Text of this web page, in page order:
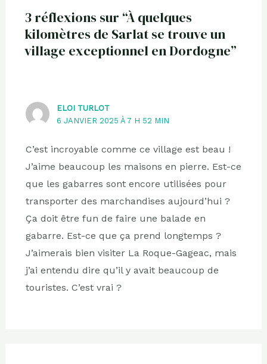
3 réflexions sur “À quelques
kilomètres de Sarlat se trouve un
village exceptionnel en Dordogne”
ELOI TURLOT
6 JANVIER 2025 À 7 H 52 MIN
C’est incroyable comme ce village est beau !
J’aime beaucoup les maisons en pierre. Est-ce
que les gabarres sont encore utilisées pour
transporter des marchandises aujourd’hui ?
Ça doit être fun de faire une balade en
gabarre. Est-ce que ça prend longtemps ?
J’aimerais bien visiter La Roque-Gageac, mais
j’ai entendu dire qu’il y avait beaucoup de
touristes. C’est vrai ?